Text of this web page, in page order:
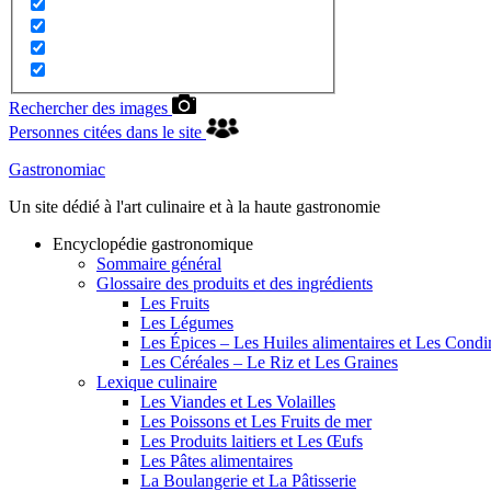
Rechercher des images
Personnes citées dans le site
Gastronomiac
Un site dédié à l'art culinaire et à la haute gastronomie
Encyclopédie gastronomique
Sommaire général
Glossaire des produits et des ingrédients
Les Fruits
Les Légumes
Les Épices – Les Huiles alimentaires et Les
Les Céréales – Le Riz et Les Graines
Lexique culinaire
Les Viandes et Les Volailles
Les Poissons et Les Fruits de mer
Les Produits laitiers et Les Œufs
Les Pâtes alimentaires
La Boulangerie et La Pâtisserie